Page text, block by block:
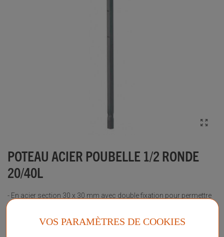
POTEAU ACIER POUBELLE 1/2 RONDE
20/40L
- En acier section 30 x 30 mm avec double fixation pour permettre
la mise en place de 2 poubelles dos à dos. - Poudré polyester gris
manganèse. - Hauteur 120 cm. - Scellement direct, pied rallongé de
VOS PARAMÈTRES DE COOKIES